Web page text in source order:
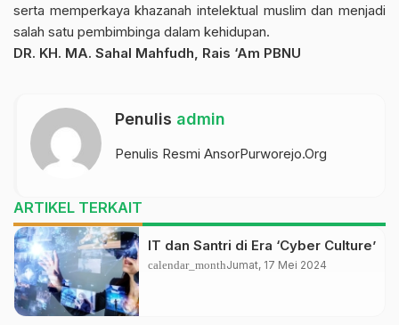
serta memperkaya khazanah intelektual muslim dan menjadi
salah satu pembimbinga dalam kehidupan.
DR. KH. MA. Sahal Mahfudh, Rais ‘Am PBNU
Penulis admin
Penulis Resmi AnsorPurworejo.Org
ARTIKEL TERKAIT
IT dan Santri di Era ‘Cyber Culture’
calendar_monthJumat, 17 Mei 2024